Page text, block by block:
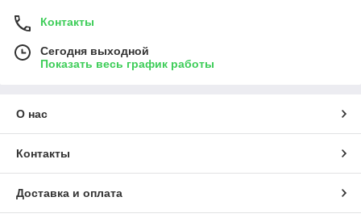
Контакты
Сегодня выходной
Показать весь график работы
О нас
Контакты
Доставка и оплата